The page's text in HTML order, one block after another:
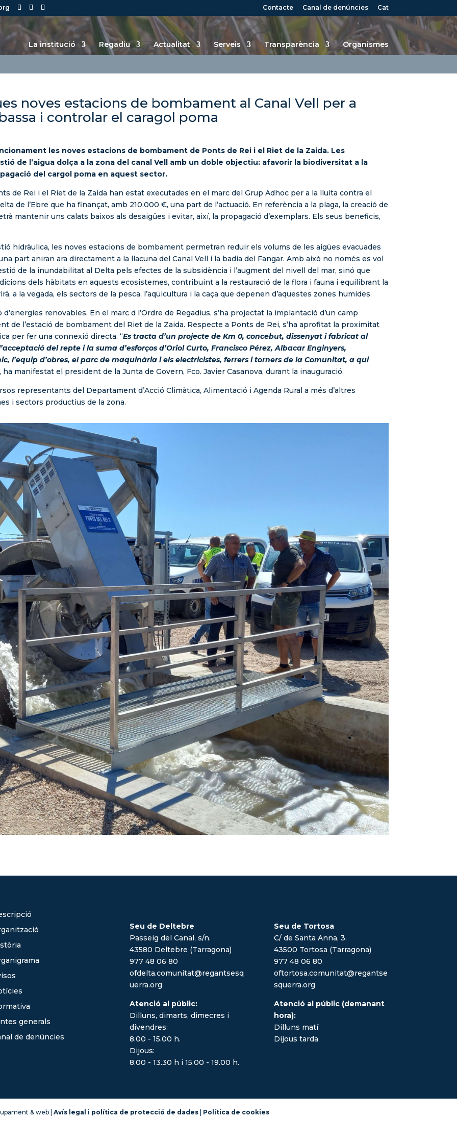
Contacte Canal de denúncies Cat
La institució Regadiu Actualitat Serveis Transparència Organismes
noves estacions de bombament al Canal Vell per a
i controlar el caragol poma
les noves estacions de bombament de Ponts de Rei i el Riet de la Zaida. Les
de l’aigua dolça a la zona del canal Vell amb un doble objectiu: afavorir la biodiversitat a la
del cargol poma en aquest sector.
de Rei i el Riet de la Zaida han estat executades en el marc del Grup Adhoc per a la lluita contra el
de l’Ebre que ha finançat, amb 210.000 €, una part de l’actuació. En referència a la plaga, la creació de
mantenir uns calats baixos als desaigües i evitar, així, la propagació d’exemplars. Els seus beneficis,
hidràulica, les noves estacions de bombament permetran reduir els volums de les aigües evacuades
part aniran ara directament a la llacuna del Canal Vell i la badia del Fangar. Amb això no només es vol
de la inundabilitat al Delta pels efectes de la subsidència i l’augment del nivell del mar, sinó que
dels hàbitats en aquests ecosistemes, contribuint a la restauració de la flora i fauna i equilibrant la
a la vegada, els sectors de la pesca, l’aqüicultura i la caça que depenen d’aquestes zones humides.
renovables. En el marc d l’Ordre de Regadius, s’ha projectat la implantació d’un camp
de l’estació de bombament del Riet de la Zaida. Respecte a Ponts de Rei, s’ha aprofitat la proximitat
per fer una connexió directa. “Es tracta d’un projecte de Km 0, concebut, dissenyat i fabricat al
del repte i la suma d’esforços d’Oriol Curto, Francisco Pérez, Albacar Enginyers,
l’equip d’obres, el parc de maquinària i els electricistes, ferrers i torners de la Comunitat, a qui
ha manifestat el president de la Junta de Govern, Fco. Javier Casanova, durant la inauguració.
representants del Departament d’Acció Climàtica, Alimentació i Agenda Rural a més d’altres
i sectors productius de la zona.
generals
de denúncies
Seu de Deltebre
Passeig del Canal, s/n.
43580 Deltebre (Tarragona)
977 48 06 80
ofdelta.comunitat@regantsesq
uerra.org
Atenció al públic:
Dilluns, dimarts, dimecres i
divendres:
8.00 - 15.00 h.
Dijous:
8.00 - 13.30 h i 15.00 - 19.00 h.
Seu de Tortosa
C/ de Santa Anna, 3.
43500 Tortosa (Tarragona)
977 48 06 80
oftortosa.comunitat@regantse
squerra.org
Atenció al públic (demanant
hora):
Dilluns matí
Dijous tarda
& web |Avís legal i política de protecció de dades Política de cookies